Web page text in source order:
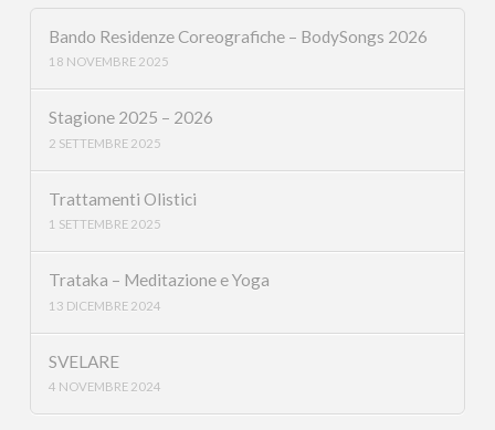
Bando Residenze Coreografiche – BodySongs 2026
18 NOVEMBRE 2025
Stagione 2025 – 2026
2 SETTEMBRE 2025
Trattamenti Olistici
1 SETTEMBRE 2025
Trataka – Meditazione e Yoga
13 DICEMBRE 2024
SVELARE
4 NOVEMBRE 2024